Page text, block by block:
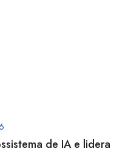
de IA e lidera